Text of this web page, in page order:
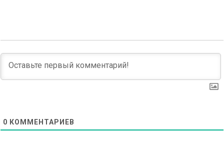
0 КОММЕНТАРИЕВ